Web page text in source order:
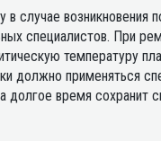
случае возникновения
специалистов. При
температуру
должно применяться
долгое время сохранит